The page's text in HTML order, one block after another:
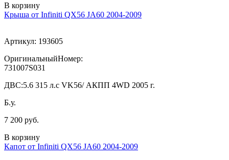
В корзину
Крыша от Infiniti QX56 JA60 2004-2009
Артикул: 193605
ОригинальныйНомер:
731007S031
ДВС:5.6 315 л.с VK56/ АКПП 4WD 2005 г.
Б.у.
7 200 руб.
В корзину
Капот от Infiniti QX56 JA60 2004-2009